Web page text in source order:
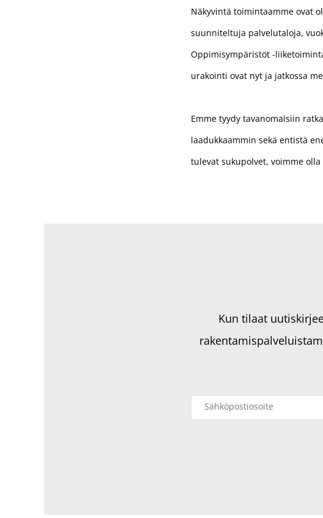
Näkyvintä toimintaamme ovat
suunniteltuja palvelutaloja,
Oppimisympäristöt -
urakointi ovat nyt ja jatkossa
Emme tyydy tavanomaisiin
laadukkaammin sekä entistä
tulevat sukupolvet, voimme olla
Kun tilaat